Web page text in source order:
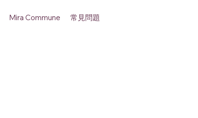
Mira Commune 常見問題